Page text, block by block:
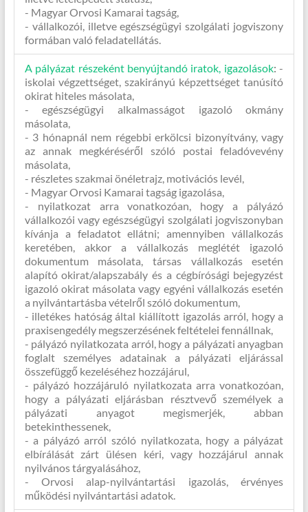
- Magyar Orvosi Kamarai tagság,
- vállalkozói, illetve egészségügyi szolgálati jogviszony
formában való feladatellátás.
A pályázat részeként benyújtandó iratok, igazolások:-
iskolai végzettséget, szakirányú képzettséget tanúsító
okirat hiteles másolata,
- egészségügyi alkalmasságot igazoló okmány
másolata,
- 3 hónapnál nem régebbi erkölcsi bizonyítvány, vagy
az annak megkéréséről szóló postai feladóvevény
másolata,
- részletes szakmai önéletrajz, motivációs levél,
- Magyar Orvosi Kamarai tagság igazolása,
- nyilatkozat arra vonatkozóan, hogy a pályázó
vállalkozói vagy egészségügyi szolgálati jogviszonyban
kívánja a feladatot ellátni; amennyiben vállalkozás
keretében, akkor a vállalkozás meglétét igazoló
dokumentum másolata, társas vállalkozás esetén
alapító okirat/alapszabály és a cégbírósági bejegyzést
igazoló okirat másolata vagy egyéni vállalkozás esetén
a nyilvántartásba vételről szóló dokumentum,
- illetékes hatóság által kiállított igazolás arról, hogy a
praxisengedély megszerzésének feltételei fennállnak,
- pályázó nyilatkozata arról, hogy a pályázati anyagban
foglalt személyes adatainak a pályázati eljárással
összefüggő kezeléséhez hozzájárul,
- pályázó hozzájáruló nyilatkozata arra vonatkozóan,
hogy a pályázati eljárásban résztvevő személyek a
pályázati anyagot megismerjék, abban
betekinthessenek,
- a pályázó arról szóló nyilatkozata, hogy a pályázat
elbírálását zárt ülésen kéri, vagy hozzájárul annak
nyilvános tárgyalásához,
- Orvosi alap-nyilvántartási igazolás, érvényes
működési nyilvántartási adatok.